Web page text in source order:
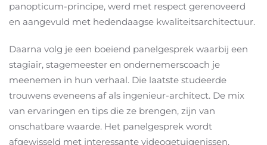
panopticum-principe, werd met respect gerenoveerd
en aangevuld met hedendaagse kwaliteitsarchitectuur.
Daarna volg je een boeiend panelgesprek waarbij een
stagiair, stagemeester en ondernemerscoach je
meenemen in hun verhaal. Die laatste studeerde
trouwens eveneens af als ingenieur-architect. De mix
van ervaringen en tips die ze brengen, zijn van
onschatbare waarde. Het panelgesprek wordt
afgewisseld met interessante videogetuigenissen.